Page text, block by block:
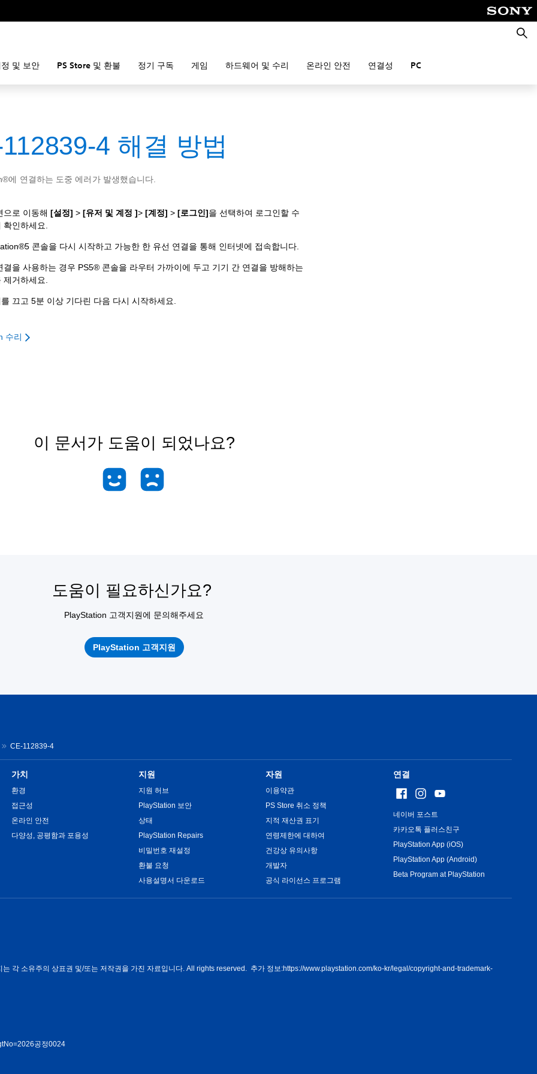
검
색
및 보안 PS Store 및 환불 정기 구독 게임 하드웨어 및 수리 온라인 안전 연결성 PC
4 해결 방법
에 연결하는 도중 에러가 발생했습니다.
으로 이동해[설정]>[유저 및 계정 ]>[계정] >[로그인]을 선택하여 로그인할 수
확인하세요.
콘솔을 다시 시작하고 가능한 한 유선 연결을 통해 인터넷에 접속합니다.
결을 사용하는 경우 PS5® 콘솔을 라우터 가까이에 두고 기기 간 연결을 방해하는
제거하세요.
끄고 5분 이상 기다린 다음 다시 시작하세요.
수리
이 문서가 도움이 되었나요?
도움이 필요하신가요?
PlayStation 고객지원에 문의해주세요
PlayStation 고객지원
CE-112839-4
가치
환경
접근성
온라인 안전
다양성, 공평함과 포용성
지원
지원 허브
PlayStation 보안
상태
PlayStation Repairs
비밀번호 재설정
환불 요청
사용설명서 다운로드
자원
이용약관
PS Store 취소 정책
지적 재산권 표기
연령제한에 대하여
건강상 유의사항
개발자
공식 라이선스 프로그램
연결
네이버 포스트
카카오톡 플러스친구
PlayStation App (iOS)
PlayStation App (Android)
Beta Program at PlayStation
각 소유주의 상표권 및/또는 저작권을 가진 자료입니다. All rights reserved. 추가 정보:https://www.playstation.com/ko-kr/legal/copyright-and-trademark-
공정0024